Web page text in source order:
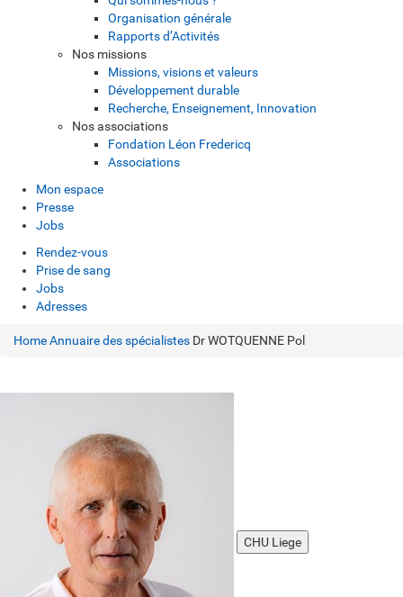
Organisation générale
Rapports d’Activités
Nos missions
Missions, visions et valeurs
Développement durable
Recherche, Enseignement, Innovation
Nos associations
Fondation Léon Fredericq
Associations
Mon espace
Presse
Jobs
Rendez-vous
Prise de sang
Jobs
Adresses
HomeAnnuaire des spécialistes Dr WOTQUENNE Pol
CHU Liege